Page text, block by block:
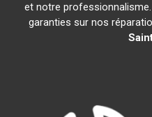
et notre
garanties sur nos